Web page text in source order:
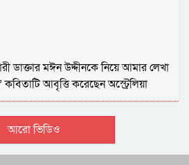
ডাক্তার মঈন উদ্দীনকে নিয়ে আমার লেখা
কবিতাটি আবৃত্তি করেছেন অস্ট্রেলিয়া
শিল্পী শ্রাবনী দাশ পুরকায়স্থ।
আরো ভিডিও